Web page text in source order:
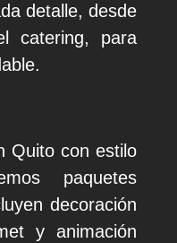
detalle, desde
catering, para
Quito con estilo
paquetes
decoración
y animación